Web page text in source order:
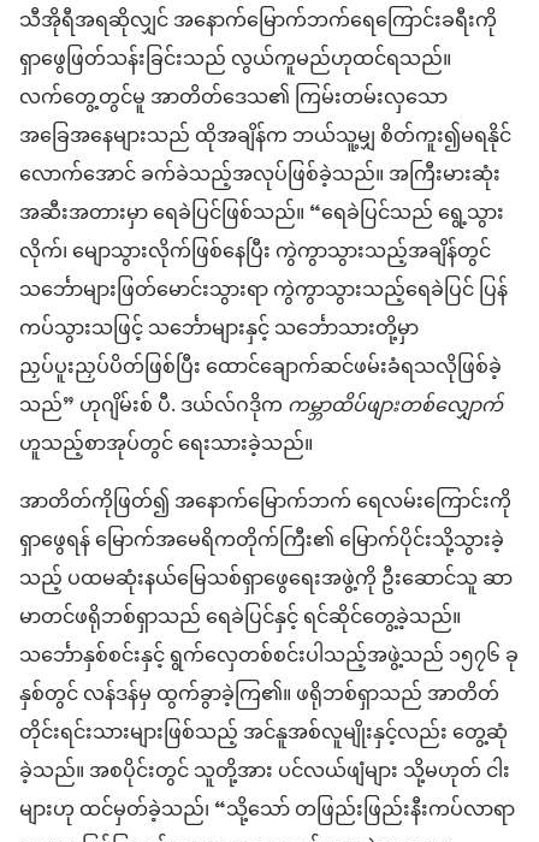
သီအိုရီအရဆိုလျှင် အနောက်မြောက်ဘက်ရေကြောင်းခရီးကို
ရှာဖွေဖြတ်သန်းခြင်းသည် လွယ်ကူမည်ဟုထင်ရသည်။
လက်တွေ့တွင်မူ အာတိတ်ဒေသ၏ ကြမ်းတမ်းလှသော
အခြေအနေများသည် ထိုအချိန်က ဘယ်သူ့မျှ စိတ်ကူး၍မရနိုင်
လောက်အောင် ခက်ခဲသည့်အလုပ်ဖြစ်ခဲ့သည်။ အကြီးမားဆုံး
အဆီးအတားမှာ ရေခဲပြင်ဖြစ်သည်။ “ရေခဲပြင်သည် ရွေ့သွား
လိုက်၊ မျောသွားလိုက်ဖြစ်နေပြီး ကွဲကွာသွားသည့်အချိန်တွင်
သင်္ဘောများဖြတ်မောင်းသွားရာ ကွဲကွာသွားသည့်ရေခဲပြင် ပြန်
ကပ်သွားသဖြင့် သင်္ဘောများနှင့် သင်္ဘောသားတို့မှာ
ညှပ်ပူးညှပ်ပိတ်ဖြစ်ပြီး ထောင်ချောက်ဆင်ဖမ်းခံရသလိုဖြစ်ခဲ့
သည်” ဟုဂျိမ်းစ် ပီ. ဒယ်လ်ဂဒိုကကမ္ဘာထိပ်ဖျားတစ်လျှောက်
ဟူသည့်စာအုပ်တွင် ရေးသားခဲ့သည်။
အာတိတ်ကိုဖြတ်၍ အနောက်မြောက်ဘက် ရေလမ်းကြောင်းကို
ရှာဖွေရန် မြောက်အမေရိကတိုက်ကြီး၏ မြောက်ပိုင်းသို့သွားခဲ့
သည့် ပထမဆုံးနယ်မြေသစ်ရှာဖွေရေးအဖွဲ့ကို ဦးဆောင်သူ ဆာ
မာတင်ဖရိုဘစ်ရှာသည် ရေခဲပြင်နှင့် ရင်ဆိုင်တွေ့ခဲ့သည်။
သင်္ဘောနှစ်စင်းနှင့် ရွက်လှေတစ်စင်းပါသည့်အဖွဲ့သည် ၁၅၇၆ ခု
နှစ်တွင် လန်ဒန်မှ ထွက်ခွာခဲ့ကြ၏။ ဖရိုဘစ်ရှာသည် အာတိတ်
တိုင်းရင်းသားများဖြစ်သည့် အင်နူအစ်လူမျိုးနှင့်လည်း တွေ့ဆုံ
ခဲ့သည်။ အစပိုင်းတွင် သူတို့အား ပင်လယ်ဖျံများ သို့မဟုတ် ငါး
များဟု ထင်မှတ်ခဲ့သည်၊ “သို့သော် တဖြည်းဖြည်းနီးကပ်လာရာ